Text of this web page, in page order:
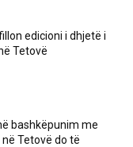
edicioni i dhjetë i
Tetovë
bashkëpunim me
Tetovë do të